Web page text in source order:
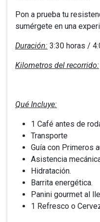
Pon a prueba tu
sumérgete en una
Duración: 3:30 horas /
Kilometros del recorrido:
Qué Incluye:
1 Café antes de
Transporte
Guía con Primeros
Asistencia
Hidratación.
Barrita energética.
Panini gourmet al
1 Refresco o